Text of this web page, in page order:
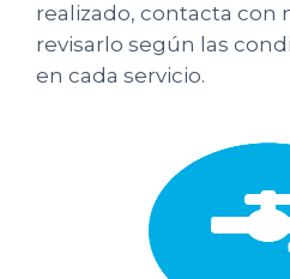
realizado, contacta con
revisarlo según las
en cada servicio.